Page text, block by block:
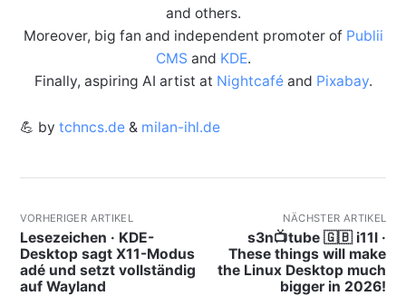
and others.
Moreover, big fan and independent promoter of Publii
CMS and KDE.
Finally, aspiring AI artist at Nightcaféand Pixabay.
💪 by tchncs.de& milan-ihl.de
VORHERIGER ARTIKEL
Lesezeichen · KDE-
Desktop sagt X11-Modus
adé und setzt vollständig
auf Wayland
NÄCHSTER ARTIKEL
s3n📺tube 🇬🇧 i11l ·
These things will make
the Linux Desktop much
bigger in 2026!